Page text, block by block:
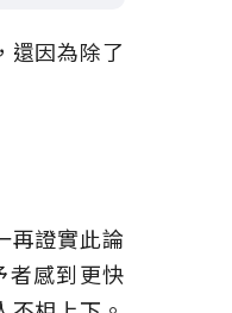
還因為除了
再證實此論
者感到更快